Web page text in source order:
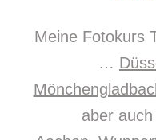
Meine Fotokurs
…
aber